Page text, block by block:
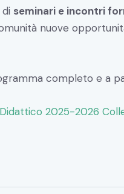
seminari e incontri
nuove
completo e a
2025-2026